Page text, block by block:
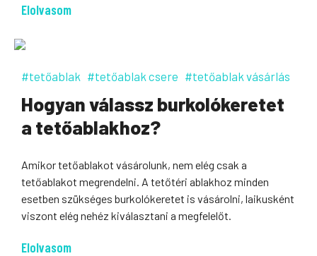
Elolvasom
#tetőablak #tetőablak csere #tetőablak vásárlás
Hogyan válassz burkolókeretet
a tetőablakhoz?
Amikor tetőablakot vásárolunk, nem elég csak a
tetőablakot megrendelni. A tetőtéri ablakhoz minden
esetben szükséges burkolókeretet is vásárolni, laikusként
viszont elég nehéz kiválasztani a megfelelőt.
Elolvasom